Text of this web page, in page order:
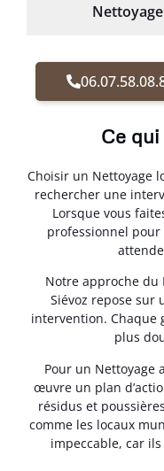
Ce
Choisir un Nettoyage
rechercher une
Lorsque vous
professionnel pour
Notre approche du
Siévoz repose sur
intervention. Chaque
plus
Pour un Nettoyage
œuvre un plan
résidus et
comme les locaux
impeccable, car